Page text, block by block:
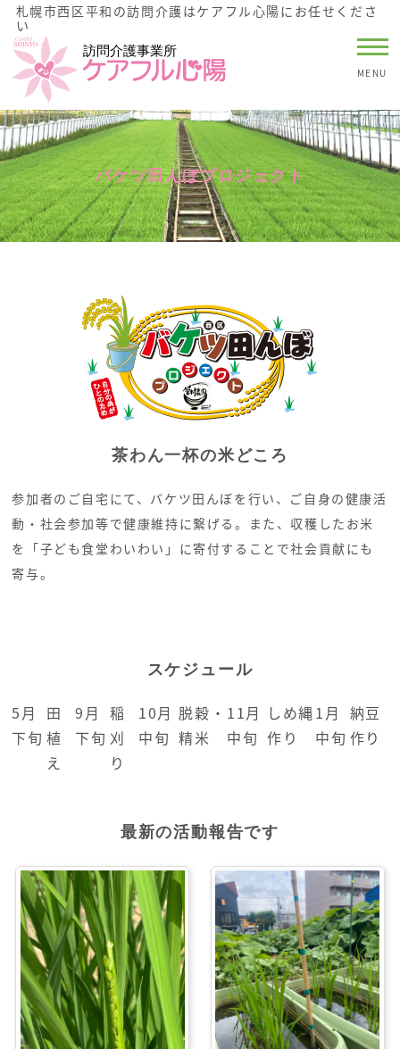
札幌市西区平和の訪問介護はケアフル心陽にお任せくださ
い
MENU
バケツ田んぼプロジェクト
茶わん一杯の米どころ
参加者のご自宅にて、バケツ田んぼを行い、ご自身の健康活
動・社会参加等で健康維持に繋げる。また、収穫したお米
を「子ども食堂わいわい」に寄付することで社会貢献にも
寄与。
スケジュール
5月
下旬
田
植
え
9月
下旬
稲
刈
り
10月
中旬
脱穀・
精米
11月
中旬
しめ縄
作り
1月
中旬
納豆
作り
最新の活動報告です